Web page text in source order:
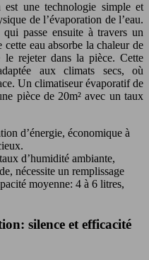
est une technologie simple et
de l’évaporation de l’eau.
passe ensuite à travers un
eau absorbe la chaleur de
rejeter dans la pièce. Cette
aux climats secs, où
Un climatiseur évaporatif de
pièce de 20m² avec un taux
d’énergie, économique à
d’humidité ambiante,
nécessite un remplissage
moyenne: 4 à 6 litres,
silence et efficacité